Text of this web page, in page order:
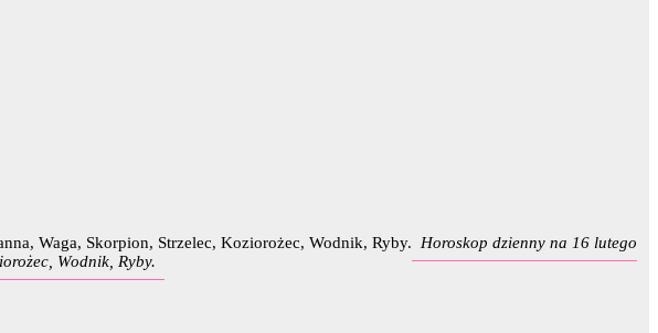
Horoskop dzienny na 16 lutego
Wodnik, Ryby.